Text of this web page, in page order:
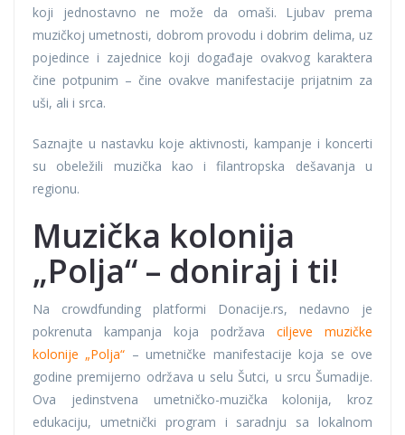
koji jednostavno ne može da omaši. Ljubav prema
muzičkoj umetnosti, dobrom provodu i dobrim delima, uz
pojedince i zajednice koji događaje ovakvog karaktera
čine potpunim – čine ovakve manifestacije prijatnim za
uši, ali i srca.
Saznajte u nastavku koje aktivnosti, kampanje i koncerti
su obeležili muzička kao i filantropska dešavanja u
regionu.
Muzička kolonija
„Polja“ – doniraj i ti!
Na crowdfunding platformi Donacije.rs, nedavno je
pokrenuta kampanja koja podržava ciljeve muzičke
kolonije „Polja“ – umetničke manifestacije koja se ove
godine premijerno održava u selu Šutci, u srcu Šumadije.
Ova jedinstvena umetničko-muzička kolonija, kroz
edukaciju, umetnički program i saradnju sa lokalnom